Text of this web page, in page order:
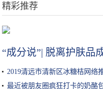
精彩推荐
“成分说”| 脱离护肤品
2019清远市清新区冰糖桔网络
最近被朋友圈疯狂打卡的奶酪